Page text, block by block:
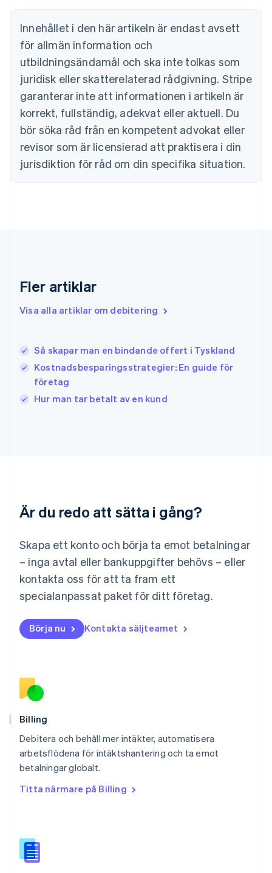
Innehållet i den här artikeln är endast avsett
för allmän information och
utbildningsändamål och ska inte tolkas som
juridisk eller skatterelaterad rådgivning. Stripe
garanterar inte att informationen i artikeln är
korrekt, fullständig, adekvat eller aktuell. Du
bör söka råd från en kompetent advokat eller
revisor som är licensierad att praktisera i din
jurisdiktion för råd om din specifika situation.
Fler artiklar
Visa alla artiklar om debitering
Så skapar man en bindande offert i Tyskland
Kostnadsbesparingsstrategier: En guide för
företag
Hur man tar betalt av en kund
Är du redo att sätta i gång?
Skapa ett konto och börja ta emot betalningar
– inga avtal eller bankuppgifter behövs – eller
kontakta oss för att ta fram ett
specialanpassat paket för ditt företag.
Börja nu Kontakta säljteamet
Billing
Debitera och behåll mer intäkter, automatisera
arbetsflödena för intäktshantering och ta emot
betalningar globalt.
Titta närmare på Billing
English
Danmark
English
Estland
English
简体中文English
Finland
English Svenska
Frankrike
FrançaisEnglish
Förenade Arabemiraten
Gibraltar
Irland
Italien
日本語English
EnglishFrançais
Kroatien
EnglishItaliano
Malaysia
English
Mexiko
Nederländerna
NederlandsEnglish
English
Nya Zeeland
Português
Rumänien
English
DeutschFrançaisItaliano English
Singapore
English简体中文
English
Español
Storbritannien